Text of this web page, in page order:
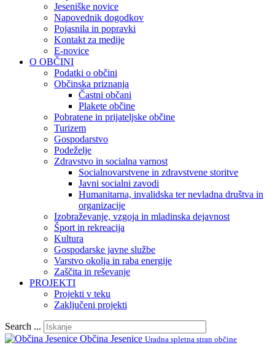
Jeseniške novice
Napovednik dogodkov
Pojasnila in popravki
Kontakt za medije
E-novice
O OBČINI
Podatki o občini
Občinska priznanja
Častni občani
Plakete občine
Pobratene in prijateljske občine
Turizem
Gospodarstvo
Podeželje
Zdravstvo in socialna varnost
Socialnovarstvene in zdravstvene storitve
Javni socialni zavodi
Humanitarna, invalidska ter nevladna društva in
organizacije
Izobraževanje, vzgoja in mladinska dejavnost
Šport in rekreacija
Kultura
Gospodarske javne službe
Varstvo okolja in raba energije
Zaščita in reševanje
PROJEKTI
Projekti v teku
Zaključeni projekti
Search ...
Občina Jesenice Uradna spletna stran občine